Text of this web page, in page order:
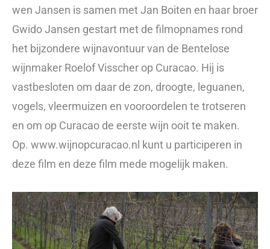
wen Jansen is samen met Jan Boiten en haar broer
Gwido Jansen gestart met de filmopnames rond
het bijzondere wijnavontuur van de Bentelose
wijnmaker Roelof Visscher op Curacao. Hij is
vastbesloten om daar de zon, droogte, leguanen,
vogels, vleermuizen en vooroordelen te trotseren
en om op Curacao de eerste wijn ooit te maken.
Op. www.wijnopcuracao.nl kunt u participeren in
deze film en deze film mede mogelijk maken.